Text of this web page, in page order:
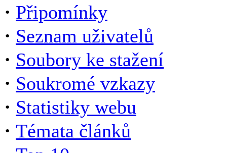
· Připomínky
· Seznam uživatelů
· Soubory ke stažení
· Soukromé vzkazy
· Statistiky webu
· Témata článků